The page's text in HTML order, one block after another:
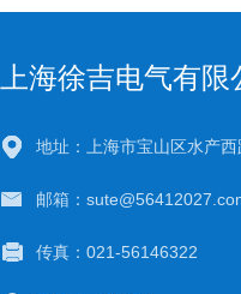
上海徐吉电气有限
地址：上海市宝山区水产
邮箱：
传真：021-56146322